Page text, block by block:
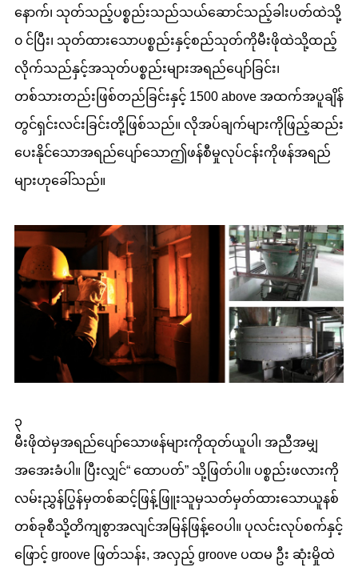
နောက်၊ သုတ်သည့်ပစ္စည်းသည်သယ်ဆောင်သည့်ခါးပတ်ထဲသို့
၀ င်ပြီး၊ သုတ်ထားသောပစ္စည်းနှင့်စည်သုတ်ကိုမီးဖိုထဲသို့ထည့်
လိုက်သည်နှင့်အသုတ်ပစ္စည်းများအရည်ပျော်ခြင်း၊
တစ်သားတည်းဖြစ်တည်ခြင်းနှင့် 1500 above အထက်အပူချိန်
တွင်ရှင်းလင်းခြင်းတို့ဖြစ်သည်။ လိုအပ်ချက်များကိုဖြည့်ဆည်း
ပေးနိုင်သောအရည်ပျော်သောဤဖန်စီမှုလုပ်ငန်းကိုဖန်အရည်
များဟုခေါ်သည်။
၃
မီးဖိုထဲမှအရည်ပျော်သောဖန်များကိုထုတ်ယူပါ၊ အညီအမျှ
အအေးခံပါ။ ပြီးလျှင်“ ထောပတ်” သို့ဖြတ်ပါ။ ပစ္စည်းဖလားကို
လမ်းညွှန်ပြွန်မှတစ်ဆင့်ဖြန့်ဖြူးသူမှသတ်မှတ်ထားသောယူနစ်
တစ်ခုစီသို့တိကျစွာအလျင်အမြန်ဖြန့်ဝေပါ။ ပုလင်းလုပ်စက်နှင့်
ဖြောင့် groove ဖြတ်သန်း, အလှည့် groove ပထမ ဦး ဆုံးမှိုထဲ